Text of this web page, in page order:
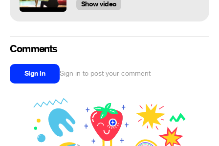
Show video
Comments
Sign in Sign in to post your comment